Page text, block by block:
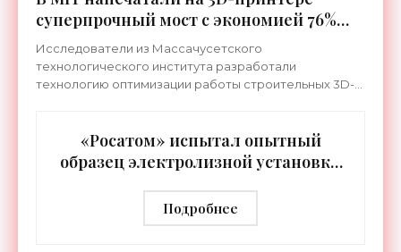
суперпрочный мост с экономией 76%
бетона - «Технологии»
Исследователи из Массачусетского
технологического института разработали
технологию оптимизации работы строительных 3D-
«Росатом» испытал опытный
образец электролизной установки
«Технологии»
Подробнее